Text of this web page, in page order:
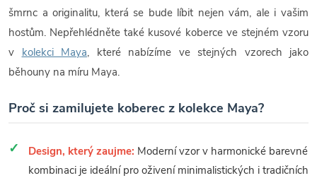
šmrnc a originalitu, která se bude líbit nejen vám, ale i vašim
hostům. Nepřehlédněte také kusové koberce ve stejném vzoru
v kolekci Maya, které nabízíme ve stejných vzorech jako
běhouny na míru Maya.
Proč si zamilujete koberec z kolekce Maya?
Design, který zaujme: Moderní vzor v harmonické barevné
kombinaci je ideální pro oživení minimalistických i tradičních